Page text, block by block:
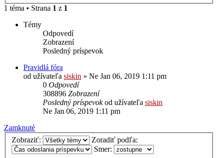
1 téma • Strana 1 z 1
Témy
Odpovedí
Zobrazení
Posledný príspevok
Pravidlá fóra
od užívateľa siskin » Ne Jan 06, 2019 1:11 pm
0 Odpovedí
308896 Zobrazení
Posledný príspevokod užívateľa siskin
Ne Jan 06, 2019 1:11 pm
Zamknuté
Zobraziť:
Zoradiť podľa:
Smer: